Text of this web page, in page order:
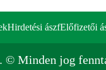
Hirdetési ászfElőfizetői
© Minden jog